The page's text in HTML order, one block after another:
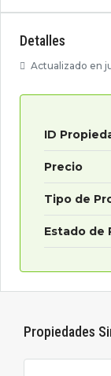
Detalles
Actualizado en
ID
Precio
Tipo de
Estado de
Propiedades